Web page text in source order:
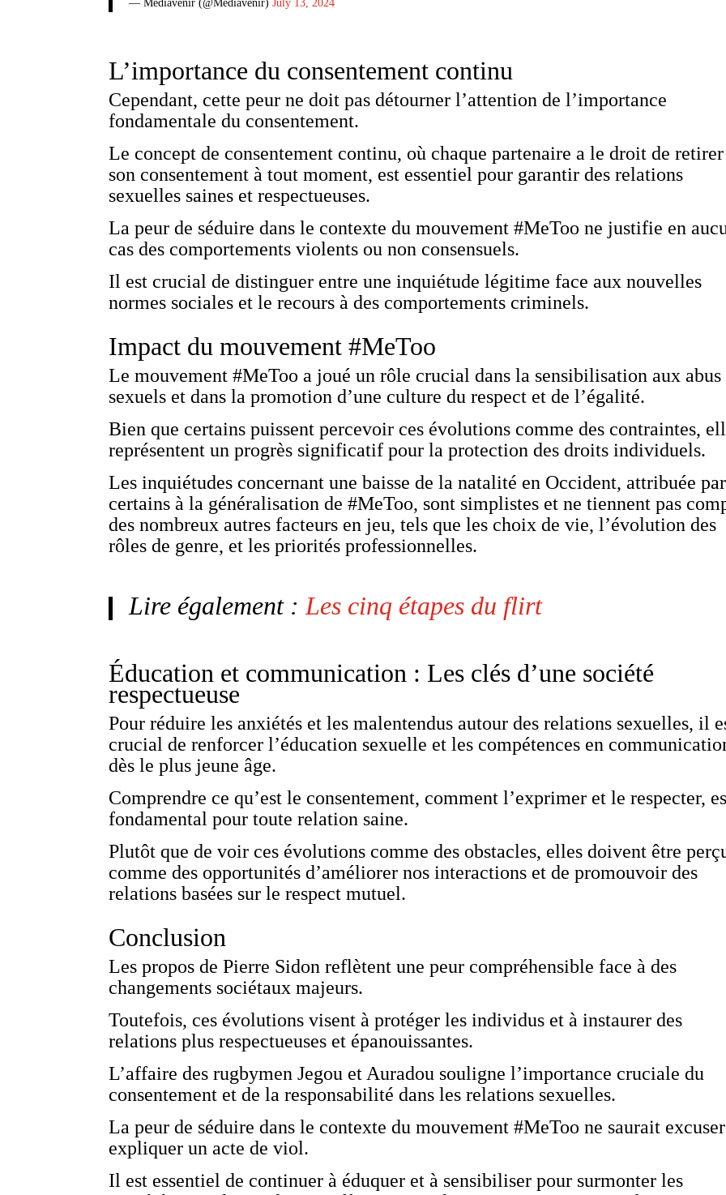
— Mediavenir (@Mediavenir)July 13, 2024
L’importance du consentement continu
Cependant, cette peur ne doit pas détourner l’attention de l’importance
fondamentale du consentement.
Le concept de consentement continu, où chaque partenaire a le droit de retirer
son consentement à tout moment, est essentiel pour garantir des relations
sexuelles saines et respectueuses.
La peur de séduire dans le contexte du mouvement #MeToo ne justifie en
cas des comportements violents ou non consensuels.
Il est crucial de distinguer entre une inquiétude légitime face aux nouvelles
normes sociales et le recours à des comportements criminels.
Impact du mouvement #MeToo
Le mouvement #MeToo a joué un rôle crucial dans la sensibilisation aux abus
sexuels et dans la promotion d’une culture du respect et de l’égalité.
Bien que certains puissent percevoir ces évolutions comme des contraintes,
représentent un progrès significatif pour la protection des droits individuels.
Les inquiétudes concernant une baisse de la natalité en Occident, attribuée par
certains à la généralisation de #MeToo, sont simplistes et ne tiennent pas
des nombreux autres facteurs en jeu, tels que les choix de vie, l’évolution des
rôles de genre, et les priorités professionnelles.
Lire également :Les cinq étapes du flirt
Éducation et communication : Les clés d’une société
respectueuse
Pour réduire les anxiétés et les malentendus autour des relations sexuelles, il
crucial de renforcer l’éducation sexuelle et les compétences en
dès le plus jeune âge.
Comprendre ce qu’est le consentement, comment l’exprimer et le respecter,
fondamental pour toute relation saine.
Plutôt que de voir ces évolutions comme des obstacles, elles doivent être
comme des opportunités d’améliorer nos interactions et de promouvoir des
relations basées sur le respect mutuel.
Conclusion
Les propos de Pierre Sidon reflètent une peur compréhensible face à des
changements sociétaux majeurs.
Toutefois, ces évolutions visent à protéger les individus et à instaurer des
relations plus respectueuses et épanouissantes.
L’affaire des rugbymen Jegou et Auradou souligne l’importance cruciale du
consentement et de la responsabilité dans les relations sexuelles.
La peur de séduire dans le contexte du mouvement #MeToo ne saurait
expliquer un acte de viol.
Il est essentiel de continuer à éduquer et à sensibiliser pour surmonter les